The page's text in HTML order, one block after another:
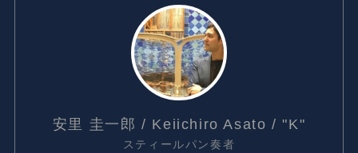
安里 圭一郎 / Keiichiro Asato / "K"
スティールパン奏者